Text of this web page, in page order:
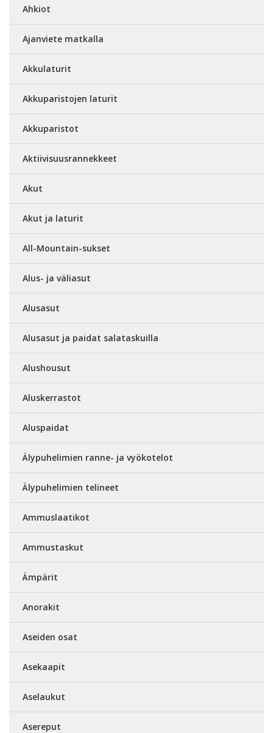
Ahkiot
Ajanviete matkalla
Akkulaturit
Akkuparistojen laturit
Akkuparistot
Aktiivisuusrannekkeet
Akut
Akut ja laturit
All-Mountain-sukset
Alus- ja väliasut
Alusasut
Alusasut ja paidat salataskuilla
Alushousut
Aluskerrastot
Aluspaidat
Älypuhelimien ranne- ja vyökotelot
Älypuhelimien telineet
Ammuslaatikot
Ammustaskut
Ämpärit
Anorakit
Aseiden osat
Asekaapit
Aselaukut
Asereput